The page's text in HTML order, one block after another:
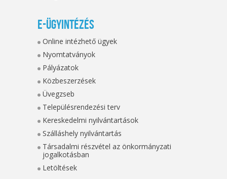
E-ügyintézés
Online intézhető ügyek
Nyomtatványok
Pályázatok
Közbeszerzések
Üvegzseb
Településrendezési terv
Kereskedelmi nyilvántartások
Szálláshely nyilvántartás
Társadalmi részvétel az önkormányzati
jogalkotásban
Letöltések